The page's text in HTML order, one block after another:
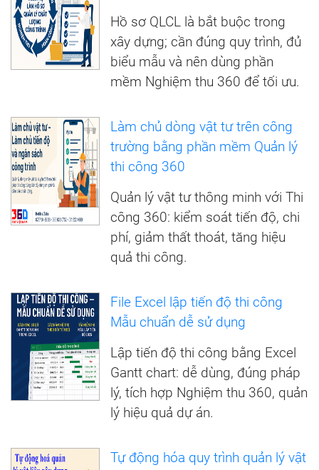
Hồ sơ QLCL là bắt buộc trong
xây dựng; cần đúng quy trình, đủ
biểu mẫu và nên dùng phần
mềm Nghiệm thu 360 để tối ưu.
Làm chủ dòng vật tư trên công
trường bằng phần mềm Quản lý
thi công 360
Quản lý vật tư thông minh với Thi
công 360: kiểm soát tiến độ, chi
phí, giảm thất thoát, tăng hiệu
quả thi công.
File Excel lập tiến độ thi công
Mẫu chuẩn dễ sử dụng
Lập tiến độ thi công bằng Excel
Gantt chart: dễ dùng, đúng pháp
lý, tích hợp Nghiệm thu 360, quản
lý hiệu quả dự án.
Tự động hóa quy trình quản lý vật